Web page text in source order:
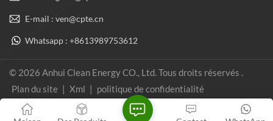
E-mail : ven@cpte.cn
Whatsapp : +8613989753612
© 2026 Anhui Clean Energy CO., Ltd. Tous droits réservés .
Plan du site | Xml | politique de confidentialité
Réseau IPv6 pris en charge